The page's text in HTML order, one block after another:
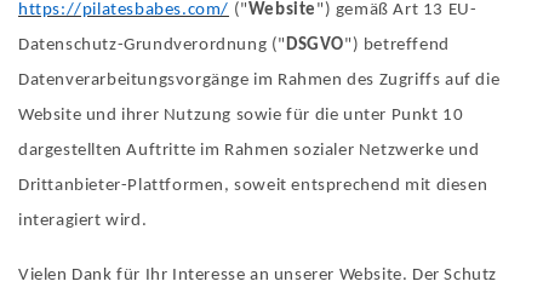
https://pilatesbabes.com/ ("Website ") gemäß Art 13 EU-
Datenschutz-Grundverordnung ("DSGVO") betreffend
Datenverarbeitungsvorgänge im Rahmen des Zugriffs auf die
Website und ihrer Nutzung sowie für die unter Punkt 10
dargestellten Auftritte im Rahmen sozialer Netzwerke und
Drittanbieter-Plattformen, soweit entsprechend mit diesen
interagiert wird.
Vielen Dank für Ihr Interesse an unserer Website. Der Schutz